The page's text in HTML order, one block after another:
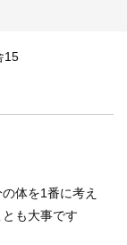
15
体を1番に考え
も大事です